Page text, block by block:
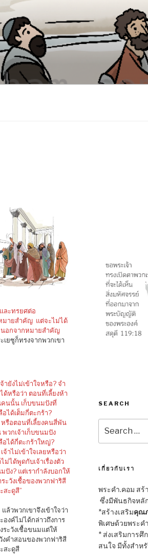
ละทรยศต่อ
มายสำคัญ แต่จะไม่ได้
อกจากหมายสำคัญ
เยซูก็ทรงจากพวกเขา
จ้ายังไม่เข้าใจหรือ? จำ
ด้หรือว่า ตอนที่เลี้ยงห้า
นนั้น เก็บขนมปังที่
อได้เต็มกี่ตะกร้า?
หรือตอนที่เลี้ยงคนสี่พัน
พวกเจ้าเก็บขนมปัง
อได้กี่ตะกร้าใหญ่?
เจ้าไม่เข้าใจเลยหรือว่า
ไม่ได้พูดกับเจ้าเรื่องตัว
ปัง? แต่เรากำลังบอกให้
ระวังเชื้อของพวกฟาริสี
สะดูสี”
แล้วพวกเขาจึงเข้าใจว่า
องค์ไม่ได้กล่าวถึงการ
ระวังเชื้อขนมแต่ให้
งคำสอนของพวกฟาริสี
สะดูสี
SEARCH
for:
เกี่ยวกับเรา
พระคำ.คอม ส
ซึ่งมีพันธกิจหลั
*สร้างเสริมคุณ
พิเศษด้วยพระค
* ส่งเสริมการศึ
สนใจ มีทั้งสำห